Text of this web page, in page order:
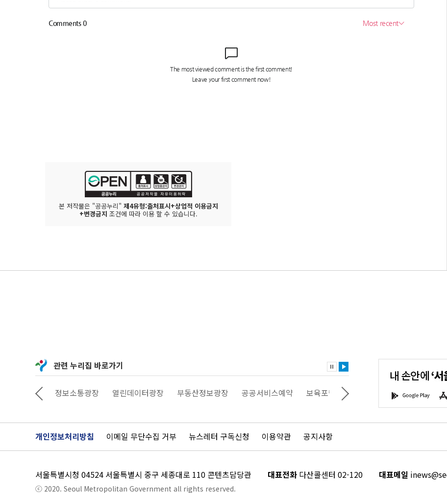
본 저작물은 "공공누리" 제4유형:출처표시+상업적 이용금지
+변경금지 조건에 따라 이용 할 수 있습니다.
관련 누리집 바로가기
상대로 서울 정보소통광장 열린데이터광장 부동산정보광장 공공서비스예약 보육포털 문화포털
내
울'을
다
로
요!
G
o
o
l
a
A
p
p
t
개인정보처리방침 이메일 무단수집 거부 뉴스레터 구독신청 이용약관 공지사항
서울특별시청 04524 서울특별시 중구 세종대로 110 콘텐츠담당관 대표전화 다산콜센터 02-120 대표메일
ⓒ 2020. Seoul Metropolitan Government all rights reserved.